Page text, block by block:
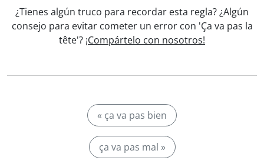
¿Tienes algún truco para recordar esta regla? ¿Algún
consejo para evitar cometer un error con 'Ça va pas la
tête'? ¡Compártelo con nosotros!
« ça va pas bien
ça va pas mal »